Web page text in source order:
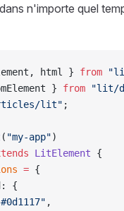
dans n'importe quel
html } from
} from "lit/
lit" ;
( "my-app")
LitElement {
= {
{
,